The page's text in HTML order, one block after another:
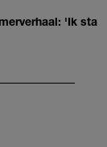
'Ik sta